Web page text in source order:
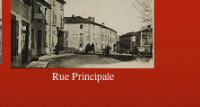
Rue Principale